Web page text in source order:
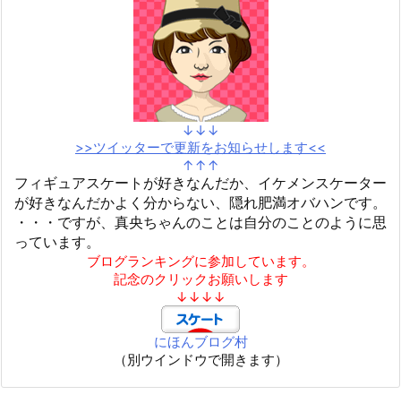
↓↓↓
>>ツイッターで更新をお知らせします<<
↑↑↑
フィギュアスケートが好きなんだか、イケメンスケーター
が好きなんだかよく分からない、隠れ肥満オバハンです。
・・・ですが、真央ちゃんのことは自分のことのように思
っています。
ブログランキングに参加しています。
記念のクリックお願いします
↓↓↓↓
にほんブログ村
（別ウインドウで開きます）